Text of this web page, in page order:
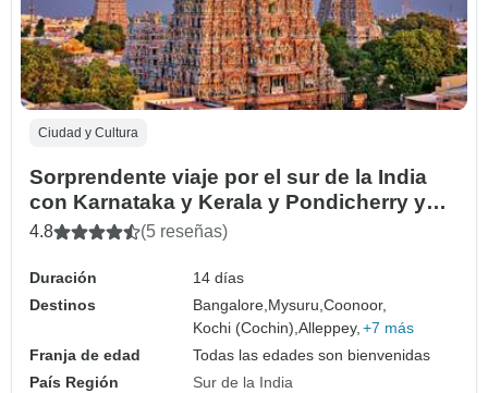
Ciudad y Cultura
Sorprendente viaje por el sur de la India
con Karnataka y Kerala y Pondicherry y
Tamilnadu
4.8 (5 reseñas)
Duración
14 días
Destinos
Bangalore, Mysuru,Coonoor,
Kochi (Cochin),Alleppey, +7 más
Franja de edad
Todas las edades son bienvenidas
País Región
Sur de la India